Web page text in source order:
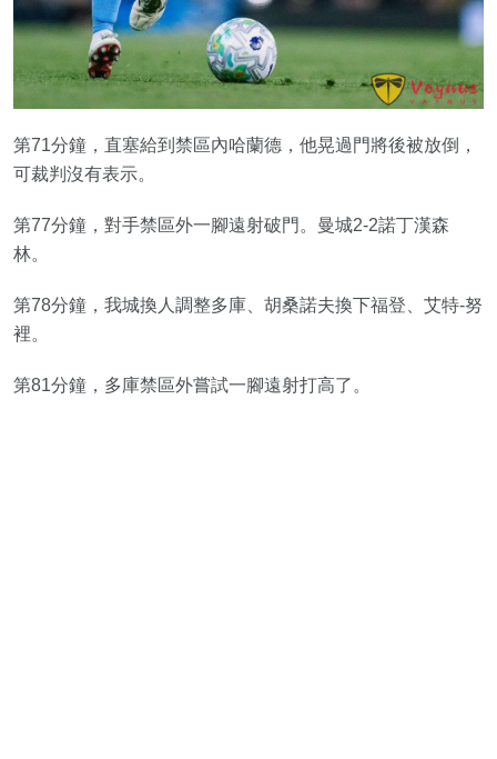
第71分鐘，直塞給到禁區內哈蘭德，他晃過門將後被放倒，
可裁判沒有表示。
第77分鐘，對手禁區外一腳遠射破門。曼城2-2諾丁漢森
林。
第78分鐘，我城換人調整多庫、胡桑諾夫換下福登、艾特-努
裡。
第81分鐘，多庫禁區外嘗試一腳遠射打高了。